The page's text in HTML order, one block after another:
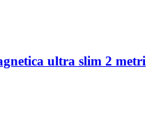
ultra slim 2 metri